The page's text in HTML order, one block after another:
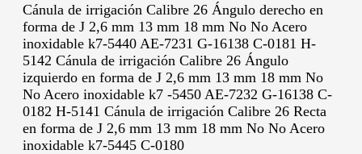
Cánula de irrigación Calibre 26 Ángulo derecho en
forma de J 2,6 mm 13 mm 18 mm No No Acero
inoxidable k7-5440 AE-7231 G-16138 C-0181 H-
5142 Cánula de irrigación Calibre 26 Ángulo
izquierdo en forma de J 2,6 mm 13 mm 18 mm No
No Acero inoxidable k7 -5450 AE-7232 G-16138 C-
0182 H-5141 Cánula de irrigación Calibre 26 Recta
en forma de J 2,6 mm 13 mm 18 mm No No Acero
inoxidable k7-5445 C-0180